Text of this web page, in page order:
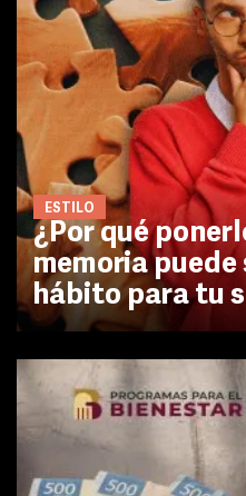
ESTILO
¿Por qué
memoria puede
hábito para tu